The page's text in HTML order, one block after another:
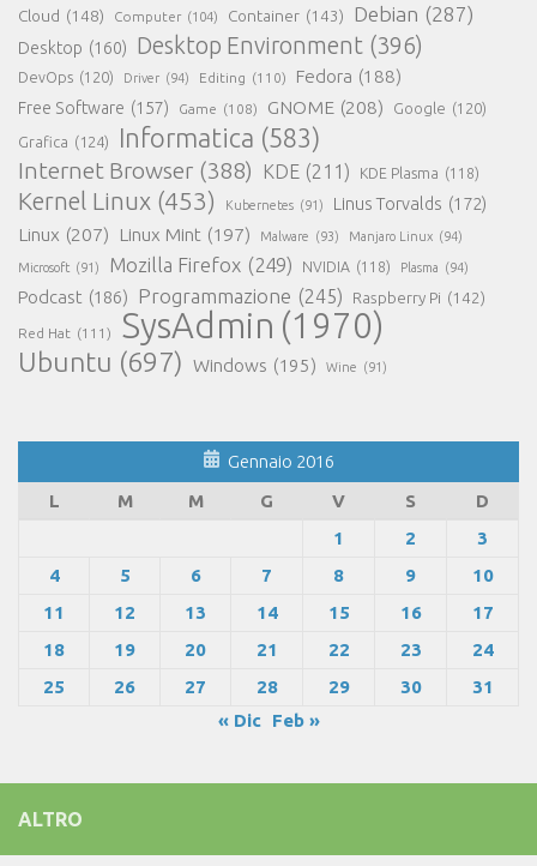
Cloud (148) Computer (104) Container (143) Debian (287)
Desktop (160) Desktop Environment (396)
DevOps (120) Driver (94) Editing (110) Fedora (188)
Free Software (157) Game (108) GNOME (208) Google (120)
Grafica (124) Informatica (583)
Internet Browser (388) KDE (211) KDE Plasma (118)
Kernel Linux (453) Kubernetes (91) Linus Torvalds (172)
Linux (207) Linux Mint (197) Malware (93) Manjaro Linux (94)
Microsoft (91) Mozilla Firefox (249) NVIDIA (118) Plasma (94)
Podcast (186) Programmazione (245) Raspberry Pi (142)
Red Hat (111) SysAdmin (1970)
Ubuntu (697) Windows (195) Wine (91)
Gennaio 2016
L
M M G V S
D
1
2
3
4
5 6 7 8 9
10
11
12 13 14 15 16
17
18
19 20 21 22 23
24
25
26 27 28 29 30
31
« Dic
Feb »
ALTRO